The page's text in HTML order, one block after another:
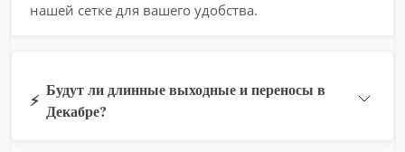
нашей сетке для вашего удобства.
⚡
Будут ли длинные выходные и переносы в
Декабре?